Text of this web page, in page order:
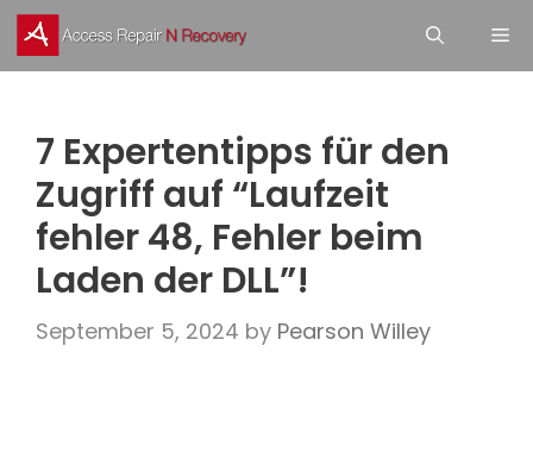
Skip
to
7 Expertentipps für den
Zugriff auf “Laufzeit
fehler 48, Fehler beim
Laden der DLL”!
September 5, 2024 by Pearson Willey